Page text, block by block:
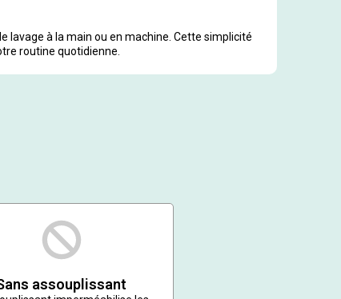
lavage à la main ou en machine. Cette simplicité
routine quotidienne.
assouplissant